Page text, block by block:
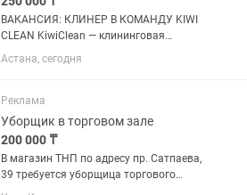
ВАКАНСИЯ: КЛИНЕР В КОМАНДУ KIWI
CLEAN KiwiClean — клининговая
компания с высокими стандартами
сервиса. Мы расширяем команду и
обучаемых клинеров, которые любят...
Астана, сегодня
Реклама
Уборщик в торговом зале
200 000 ₸
В магазин ТНП по адресу пр. Сатпаева,
39 требуется уборщица торгового
зала. Режим работы с 7 до 17 часов, 2